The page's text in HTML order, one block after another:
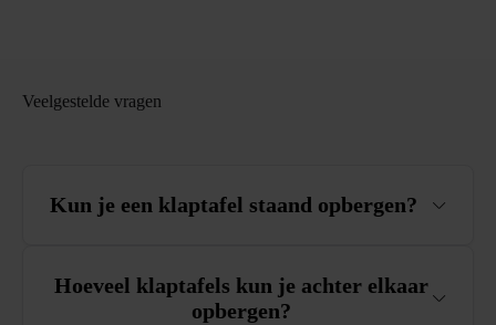
Veelgestelde vragen
Kun je een klaptafel staand opbergen?
Hoeveel klaptafels kun je achter elkaar
opbergen?